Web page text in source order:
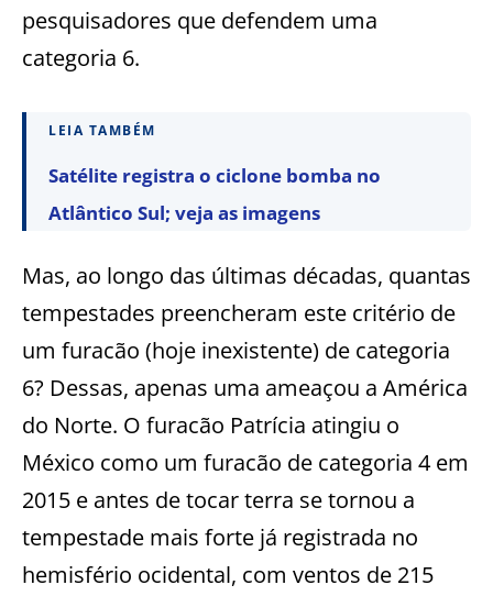
pesquisadores que defendem uma
categoria 6.
LEIA TAMBÉM
Satélite registra o ciclone bomba no
Atlântico Sul; veja as imagens
Mas, ao longo das últimas décadas, quantas
tempestades preencheram este critério de
um furacão (hoje inexistente) de categoria
6? Dessas, apenas uma ameaçou a América
do Norte. O furacão Patrícia atingiu o
México como um furacão de categoria 4 em
2015 e antes de tocar terra se tornou a
tempestade mais forte já registrada no
hemisfério ocidental, com ventos de 215